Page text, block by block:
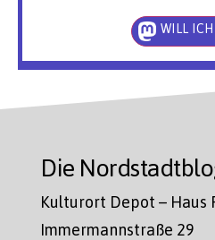
WILL
Die
Kulturort Depot – Haus
Immermannstraße 29